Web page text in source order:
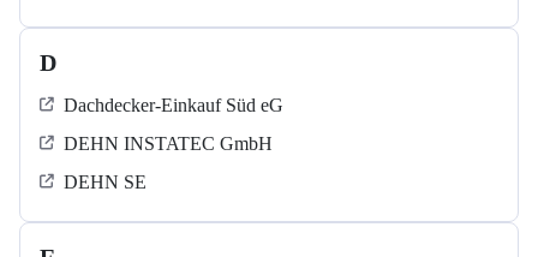
D
Dachdecker-Einkauf Süd eG
DEHN INSTATEC GmbH
DEHN SE